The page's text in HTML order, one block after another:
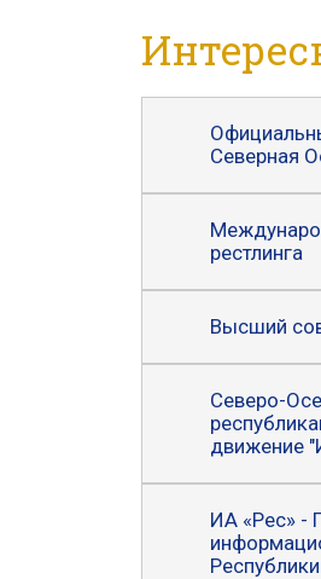
Северная
рестлинга
Высший
Северо-
движение
ИА «Рес» -